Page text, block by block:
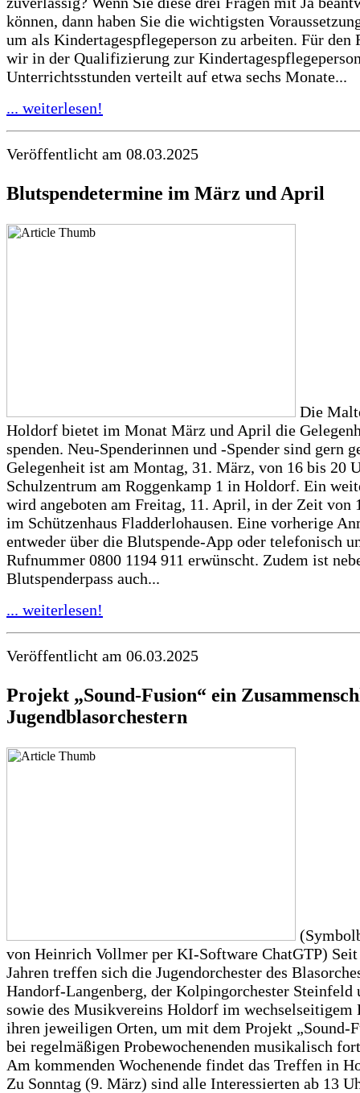
können, dann haben Sie die wichtigsten
um als Kindertagespflegeperson zu arbeiten. Für den
wir in der Qualifizierung zur
Unterrichtsstunden verteilt auf etwa sechs Monate...
... weiterlesen!
Veröffentlicht am 08.03.2025
Blutspendetermine im März und April
Die
Holdorf bietet im Monat März und April die
spenden. Neu-Spenderinnen und -Spender sind gern
Gelegenheit ist am Montag, 31. März, von 16 bis 20
Schulzentrum am Roggenkamp 1 in Holdorf. Ein
wird angeboten am Freitag, 11. April, in der Zeit von
im Schützenhaus Fladderlohausen. Eine vorherige
entweder über die Blutspende-App oder telefonisch
Rufnummer 0800 1194 911 erwünscht. Zudem ist
Blutspenderpass auch...
... weiterlesen!
Veröffentlicht am 06.03.2025
Projekt „Sound-Fusion“ ein
Jugendblasorchestern
von Heinrich Vollmer per KI-Software ChatGTP)
Jahren treffen sich die Jugendorchester des
Handorf-Langenberg, der Kolpingorchester Steinfeld
sowie des Musikvereins Holdorf im wechselseitigem
ihren jeweiligen Orten, um mit dem Projekt „Sound-
bei regelmäßigen Probewochenenden musikalisch
Am kommenden Wochenende findet das Treffen in
Zu Sonntag (9. März) sind alle Interessierten ab 13